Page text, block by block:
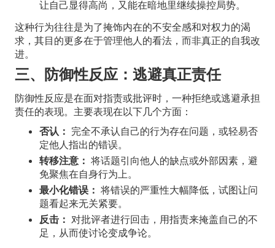
让自己显得高尚，又能在暗地里继续操控局势。
这种行为往往是为了掩饰内在的不安全感和对权力的渴
求，其目的更多在于管理他人的看法，而非真正的自我改
进。
三、防御性反应：逃避真正责任
防御性反应是在面对指责或批评时，一种拒绝或逃避承担
责任的表现。主要表现在以下几个方面：
否认： 完全不承认自己的行为存在问题，或轻易否
定他人指出的错误。
转移注意： 将话题引向他人的缺点或外部因素，避
免聚焦在自身行为上。
最小化错误： 将错误的严重性大幅降低，试图让问
题看起来无关紧要。
反击： 对批评者进行回击，用指责来掩盖自己的不
足，从而使讨论变成争论。